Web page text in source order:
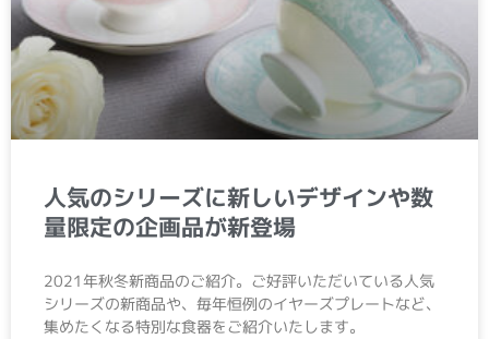
人気のシリーズに新しいデザインや数
量限定の企画品が新登場
2021年秋冬新商品のご紹介。ご好評いただいている人気
シリーズの新商品や、毎年恒例のイヤーズプレートなど、
集めたくなる特別な食器をご紹介いたします。